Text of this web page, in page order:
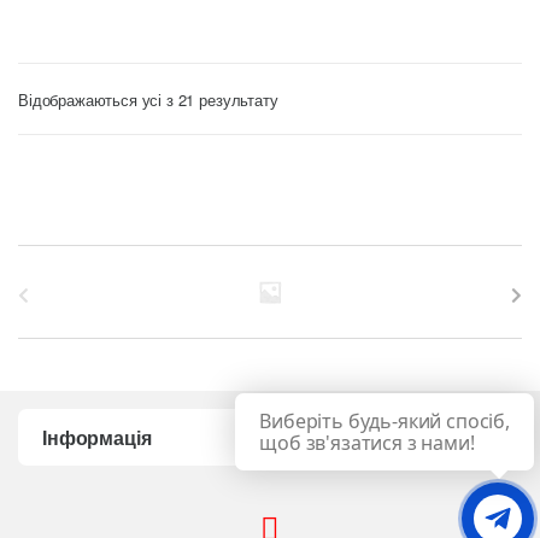
Відображаються усі з 21 результатуСортування
Інформація
Связь
Виберіть будь-який спосіб,
щоб зв'язатися з нами!